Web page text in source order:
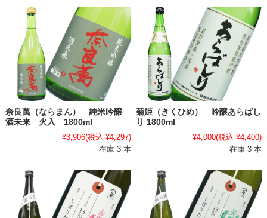
奈良萬（ならまん） 純米吟醸
酒未来 火入 1800ml
¥3,906(税込 ¥4,297)
在庫 3 本
菊姫（きくひめ） 吟醸あらばし
り 1800ml
¥4,000(税込 ¥4,400)
在庫 3 本